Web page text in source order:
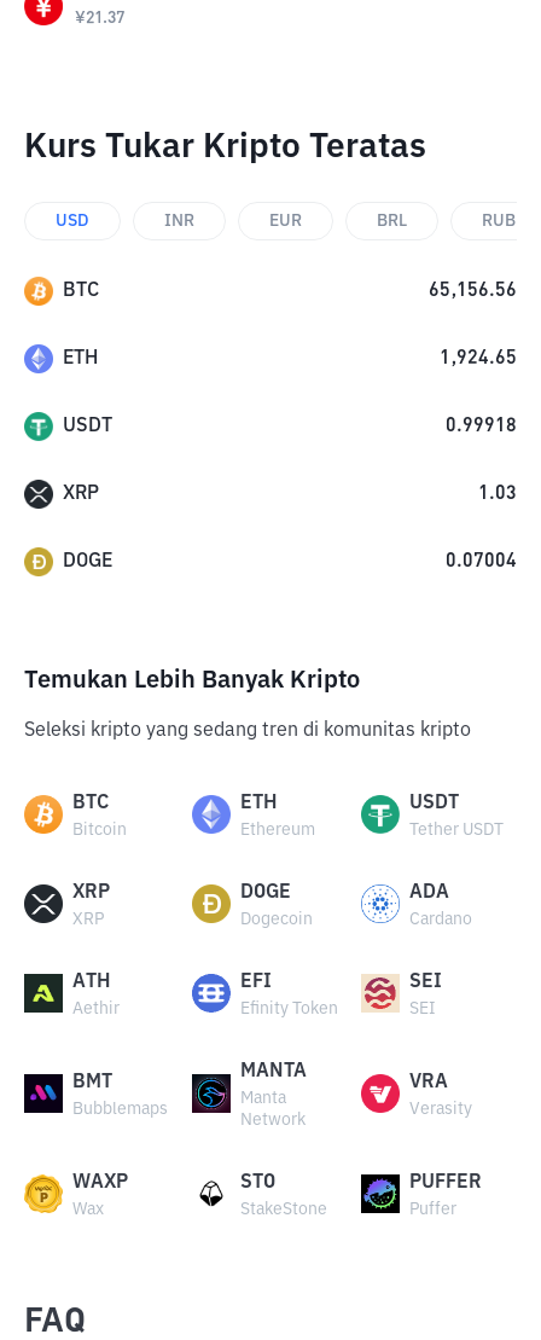
¥21.37
Kurs Tukar Kripto Teratas
USD INR EUR BRL RUB
BTC 65,156.56
ETH 1,924.65
USDT 0.99918
XRP 1.03
DOGE 0.07004
Temukan Lebih Banyak Kripto
Seleksi kripto yang sedang tren di komunitas kripto
BTC
Bitcoin
ETH
Ethereum
USDT
Tether USDT
XRP
XRP
DOGE
Dogecoin
ADA
Cardano
ATH
Aethir
EFI
Efinity Token
SEI
SEI
BMT
Bubblemaps
MANTA
Manta
Network
VRA
Verasity
WAXP
Wax
STO
StakeStone
PUFFER
Puffer
FAQ